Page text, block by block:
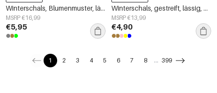
Winterschals, Blumenmuster, lässig, Polyester, Alltagsaccessoires
MSRP €16,99
€5,95
Winterschals, gestreift, lässig, Polyester, Alltagsaccessoires
MSRP €13,99
€4,90
1 2 3 4 5 6 7 8 ... 399